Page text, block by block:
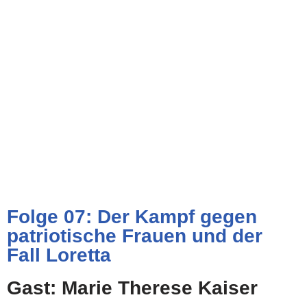
Folge 07: Der Kampf gegen
patriotische Frauen und der
Fall Loretta
Gast: Marie Therese Kaiser